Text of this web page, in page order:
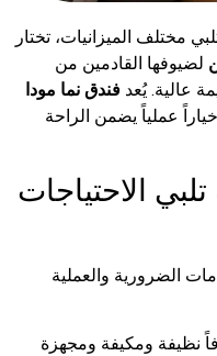
تختار
من
فندق نما مودا
يضمن الراحة
والعملية
ومجهزة